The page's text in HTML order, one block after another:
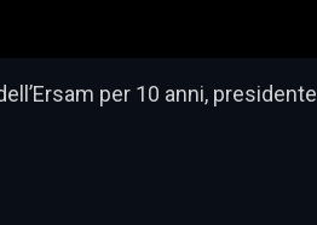
per 10 anni, presidente